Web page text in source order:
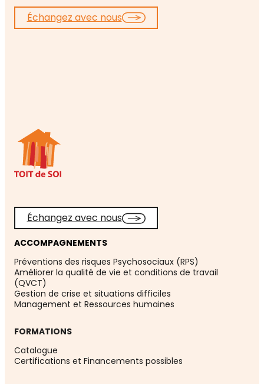
Échangez avec nous
Échangez avec nous
ACCOMPAGNEMENTS
Préventions des risques Psychosociaux (RPS)
Améliorer la qualité de vie et conditions de travail
(QVCT)
Gestion de crise et situations difficiles
Management et Ressources humaines
FORMATIONS
Catalogue
Certifications et Financements possibles